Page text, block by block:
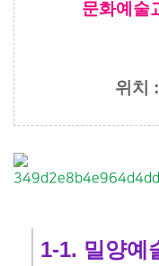
문화예술
위치
1-1. 밀양예